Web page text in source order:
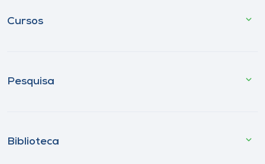
Cursos
Pesquisa
Biblioteca